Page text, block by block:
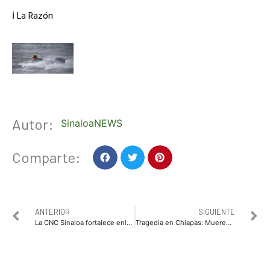
ℹ️ La Razón
Autor: SinaloaNEWS
Comparte:
ANTERIOR
La CNC Sinaloa fortalece enlace con la dirección de vialidad y transportes
SIGUIENTE
Tragedia en Chiapas: Mueren al menos 54 migrantes en volcadura de tráiler